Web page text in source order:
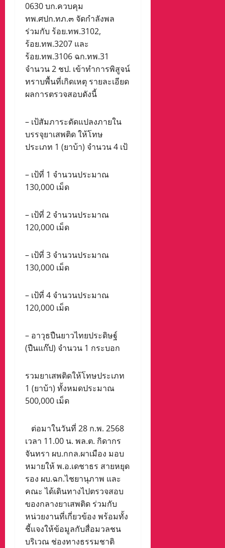
0630 บก.ควบคุม
ทพ.ศปก.ทภ.๓ จัดกำลังพล
ร่วมกับ ร้อย.ทพ.3102,
ร้อย.ทพ.3207 และ
ร้อย.ทพ.3106 ฉก.ทพ.31
จำนวน 2 ชป. เข้าทำการพิสูจน์
ทราบพื้นที่เกิดเหตุ รายละเอียด
ผลการตรวจสอบดังนี้
– เป้สัมภาระดัดแปลงภายใน
บรรจุยาเสพติด ให้โทษ
ประเภท 1 (ยาบ้า) จำนวน 4 เป้
– เป้ที่ 1 จำนวนประมาณ
130,000 เม็ด
– เป้ที่ 2 จำนวนประมาณ
120,000 เม็ด
– เป้ที่ 3 จำนวนประมาณ
130,000 เม็ด
– เป้ที่ 4 จำนวนประมาณ
120,000 เม็ด
– อาวุธปืนยาวไทยประดิษฐ์
(ปืนแก๊ป) จำนวน 1 กระบอก
รวมยาเสพติดให้โทษประเภท
1 (ยาบ้า) ทั้งหมดประมาณ
500,000 เม็ด
ต่อมาในวันที่ 28 ก.พ. 2568
เวลา 11.00 น. พล.ต. กิดากร
จันทรา ผบ.กกล.ผาเมือง มอบ
หมายให้ พ.อ.เดชาธร สายหยุด
รอง ผบ.ฉก.ไชยานุภาพ และ
คณะ ได้เดินทางไปตรวจสอบ
ของกลางยาเสพติด ร่วมกับ
หน่วยงานที่เกี่ยวข้อง พร้อมทั้ง
ชี้แจงให้ข้อมูลกับสื่อมวลชน
บริเวณ ช่องทางธรรมชาติ